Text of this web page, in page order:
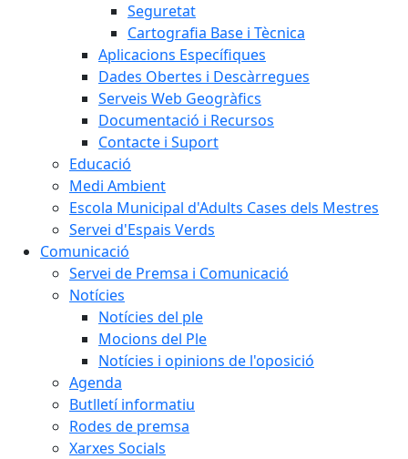
Seguretat
Cartografia Base i Tècnica
Aplicacions Específiques
Dades Obertes i Descàrregues
Serveis Web Geogràfics
Documentació i Recursos
Contacte i Suport
Educació
Medi Ambient
Escola Municipal d'Adults Cases dels Mestres
Servei d'Espais Verds
Comunicació
Servei de Premsa i Comunicació
Notícies
Notícies del ple
Mocions del Ple
Notícies i opinions de l'oposició
Agenda
Butlletí informatiu
Rodes de premsa
Xarxes Socials